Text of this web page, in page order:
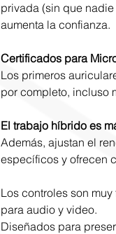
privada (sin que
aumenta la confianza.
Certificados para
Los primeros
por completo, incluso
El trabajo híbrido es
Además, ajustan el
específicos y ofrecen
Los controles son
para audio y video.
Diseñados para